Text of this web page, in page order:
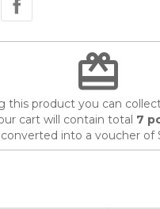
redeem
this product you can
cart will contain total 7
converted into a voucher of